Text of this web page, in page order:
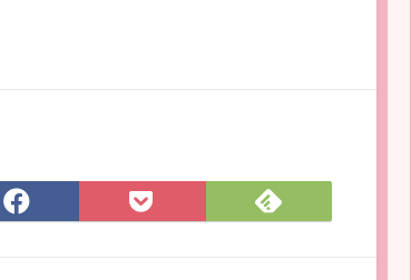
FacebookPocket Feedly